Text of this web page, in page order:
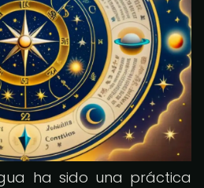
ha sido una práctica